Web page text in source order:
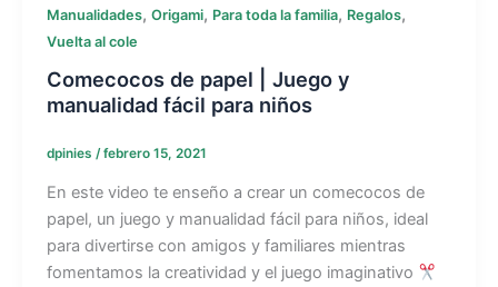
Manualidades, Origami, Para toda la familia, Regalos,
Vuelta al cole
Comecocos de papel | Juego y
manualidad fácil para niños
dpinies /febrero 15, 2021
En este video te enseño a crear un comecocos de
papel, un juego y manualidad fácil para niños, ideal
para divertirse con amigos y familiares mientras
fomentamos la creatividad y el juego imaginativo